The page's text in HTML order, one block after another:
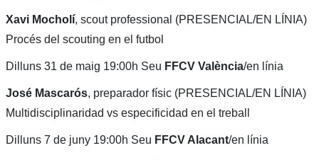
Xavi Mocholí, scout professional (PRESENCIAL/EN LÍNIA)
Procés del scouting en el futbol
Dilluns 31 de maig 19:00h Seu FFCV València/en línia
José Mascarós, preparador físic (PRESENCIAL/EN LÍNIA)
Multidisciplinaridad vs especificidad en el treball
Dilluns 7 de juny 19:00h Seu FFCV Alacant/en línia